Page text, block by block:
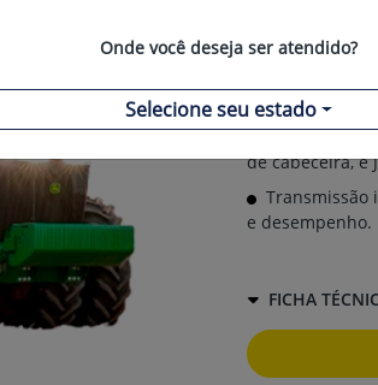
Soluções
Plantadeiras
Novos
eficiência no
Pacote de
de cabeceira, e
Transmissão
e desempenho.
FICHA
Onde você deseja ser atendido?
Selecione seu estado